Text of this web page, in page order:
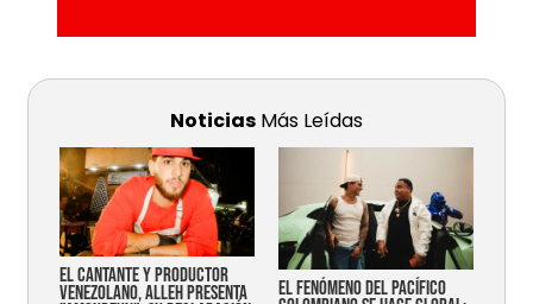
Noticias Más Leídas
EL CANTANTE Y PRODUCTOR
VENEZOLANO, ALLEH PRESENTA EL FENÓMENO DEL PACÍFICO